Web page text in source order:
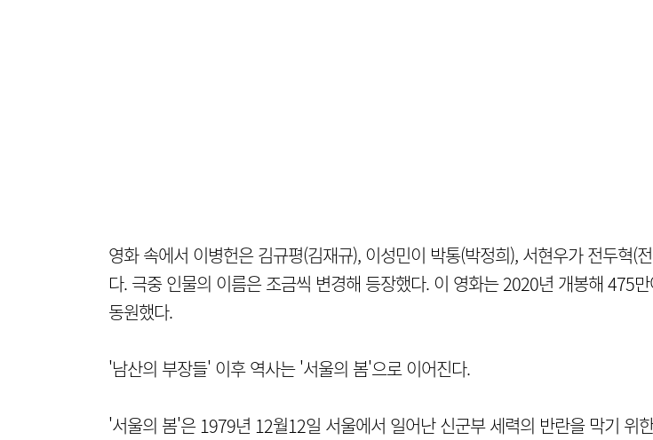
영화 속에서 이병헌은 김규평(김재규), 이성민이 박통(박정희), 서현우가 전두혁(
다. 극중 인물의 이름은 조금씩 변경해 등장했다. 이 영화는 2020년 개봉해 475
동원했다.
'남산의 부장들' 이후 역사는 '서울의 봄'으로 이어진다.
'서울의 봄'은 1979년 12월12일 서울에서 일어난 신군부 세력의 반란을 막기 위